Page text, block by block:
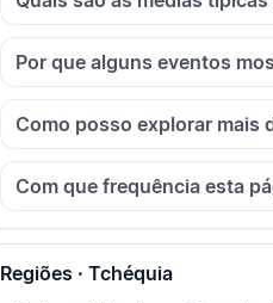
Por que alguns eventos
Como posso explorar mais
Com que frequência esta
Regiões · Tchéquia